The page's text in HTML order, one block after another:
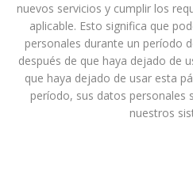
nuevos servicios y cumplir los
aplicable. Esto significa que
personales durante un período
después de que haya dejado de
que haya dejado de usar esta
período, sus datos personales
nuestros